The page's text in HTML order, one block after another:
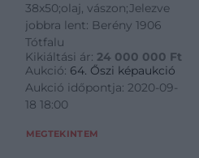
38x50;olaj, vászon;Jelezve
jobbra lent: Berény 1906
Tótfalu
Kikiáltási ár: 24 000 000 Ft
Aukció: 64. Őszi képaukció
Aukció időpontja: 2020-09-
18 18:00
MEGTEKINTEM